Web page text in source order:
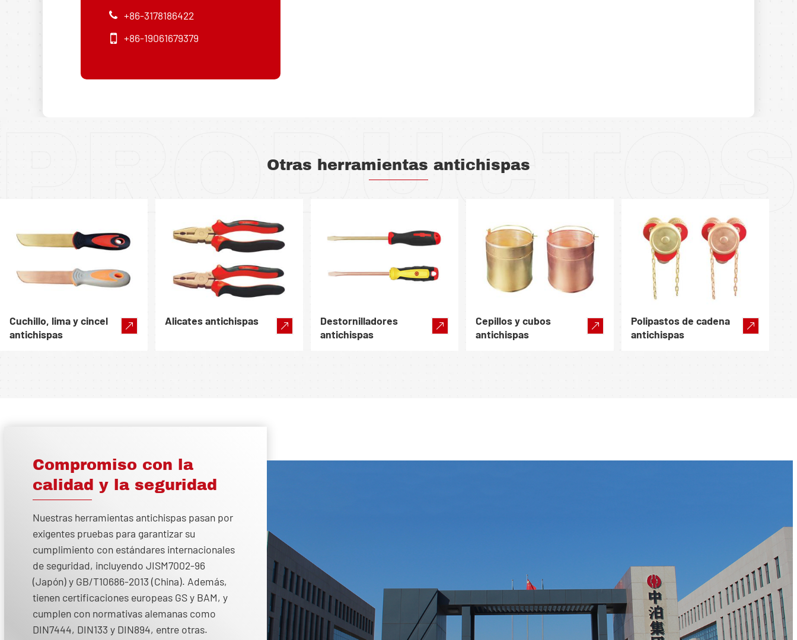
+86-3178186422
+86-19061679379
Otras herramientas antichispas
Cuchillo, lima y cincel
antichispas
Alicates antichispas
Destornilladores
antichispas
Cepillos y cubos
antichispas
Polipastos de cadena
antichispas
Compromiso con la
calidad y la seguridad
Nuestras herramientas antichispas pasan por
exigentes pruebas para garantizar su
cumplimiento con estándares internacionales
de seguridad, incluyendo JISM7002-96
(Japón) y GB/T10686-2013 (China). Además,
tienen certificaciones europeas GS y BAM, y
cumplen con normativas alemanas como
DIN7444, DIN133 y DIN894, entre otras.